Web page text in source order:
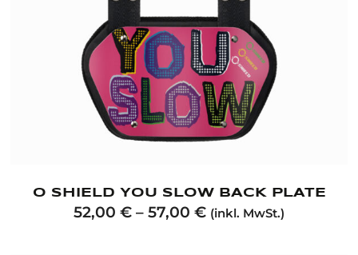
O SHIELD YOU SLOW BACK PLATE
52,00 € – 57,00 € (inkl. MwSt.)